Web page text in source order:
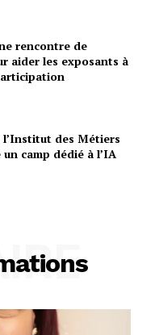
rencontre de
aider les exposants à
l’Institut des Métiers
camp dédié à l’IA